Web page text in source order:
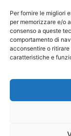
Per fornire le migliori
per memorizzare e/o
consenso a queste
comportamento di
acconsentire o
caratteristiche e
© 2002 - 2026